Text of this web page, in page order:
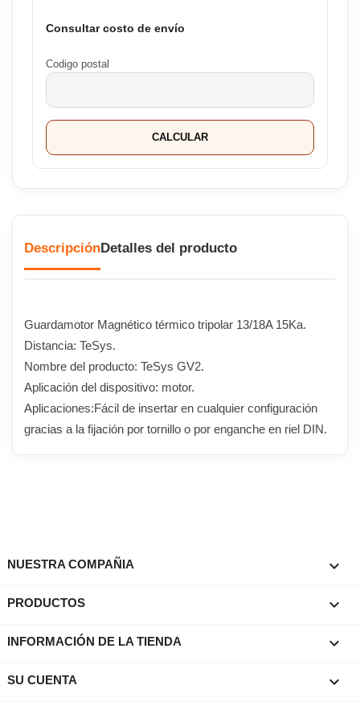
Consultar costo de envío
Codigo postal
CALCULAR
DescripciónDetalles del producto
Guardamotor Magnético térmico tripolar 13/18A 15Ka.
Distancia: TeSys.
Nombre del producto: TeSys GV2.
Aplicación del dispositivo: motor.
Aplicaciones:Fácil de insertar en cualquier configuración
gracias a la fijación por tornillo o por enganche en riel DIN.
NUESTRA COMPAÑIA 
PRODUCTOS 
INFORMACIÓN DE LA TIENDA keyboard_arrow_down
SU CUENTA 